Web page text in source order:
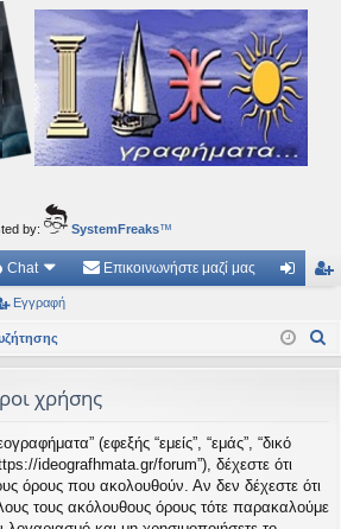
μονοπάτια για τα συναρπαστικά και όμορφα ταξίδια του
by: SystemFreaks™
Chat Επικοινωνήστε μαζί μας
δε ρα
Εγγραφή
χρήσης
(εφεξής “εμείς”, “εμάς”, “δικό
ideografhmata.gr/forum”), δέχεστε ότι
όρους που ακολουθούν. Αν δεν δέχεστε ότι
τους ακόλουθους όρους τότε παρακαλούμε